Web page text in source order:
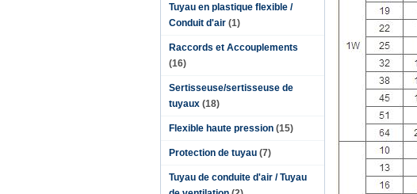
Tuyau en plastique flexible /
Conduit d'air (1)
Raccords et Accouplements
(16)
Sertisseuse/sertisseuse de
tuyaux (18)
Flexible haute pression (15)
Protection de tuyau (7)
Tuyau de conduite d'air / Tuyau